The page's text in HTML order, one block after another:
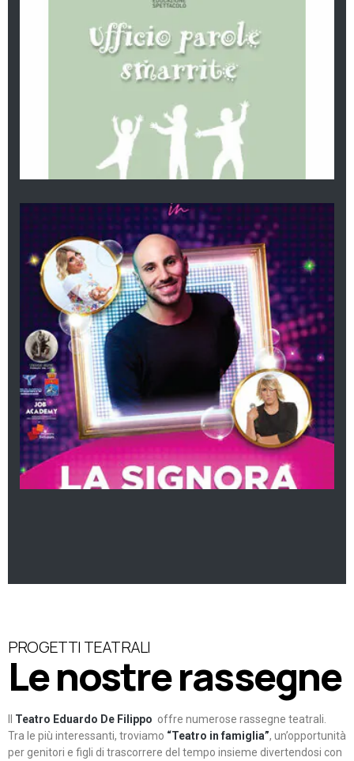
PROGETTI TEATRALI
Le nostre rassegne
Teatro Eduardo De Filippo offre numerose rassegne teatrali.
Tra le più interessanti, troviamo “Teatro in famiglia”, un’opportunità
per genitori e figli di trascorrere del tempo insieme divertendosi con